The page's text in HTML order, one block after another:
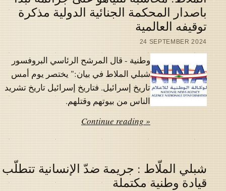
باصدار المحكمة الجنائية الدولية مذكرة
توقيفه العالمية
24 SEPTEMBER 2024
وطنية - قال المرشح الرئاسي البروفسور
شبلي الملاط في بيان:" يختصر يوم أمس
تاريخ إسرائيل. فتاريخ إسرائيل تاريخ تشريد
الناس من بيوتهم وقتلهم.
Continue reading »
شبلي الملّاط : جريمة ضدّ الإنسانية تتطلّب
قيادة وطنية مكتملة